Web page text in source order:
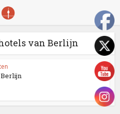
van Berlijn